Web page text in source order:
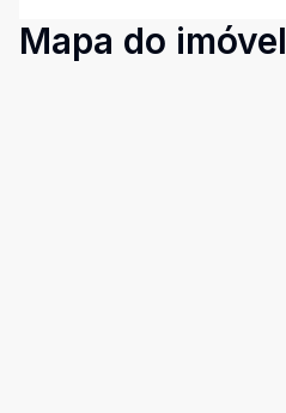
Mapa do imóvel